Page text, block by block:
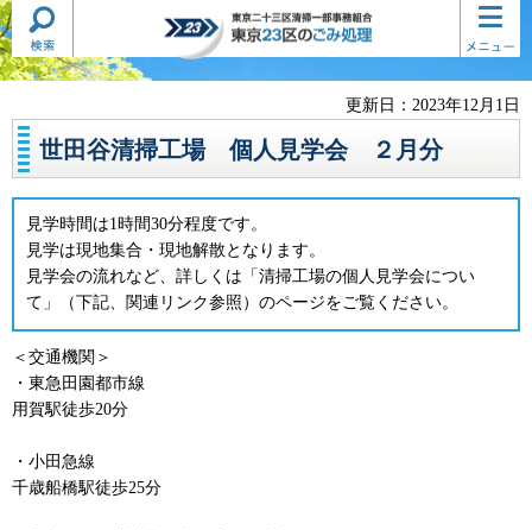
東京二十三区清掃一部事務組合
東京23区のごみ処理
検索・
共通メ
ニュー
コンテ
ンツメ
ニュー
更新日：2023年12月1日
世田谷清掃工場 個人見学会 ２月分
見学時間は1時間30分程度です。
見学は現地集合・現地解散となります。
見学会の流れなど、詳しくは「清掃工場の個人見学会につい
て」（下記、関連リンク参照）のページをご覧ください。
＜交通機関＞
・東急田園都市線
用賀駅徒歩20分
・小田急線
千歳船橋駅徒歩25分